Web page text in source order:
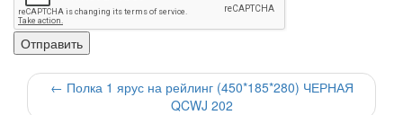
← Полка 1 ярус на рейлинг (450*185*280) ЧЕРНАЯ
QCWJ 202